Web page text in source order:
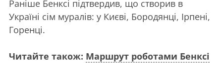
Раніше Бенксі підтвердив, що створив в
Україні сім муралів: у Києві, Бородянці, Ірпені,
Горенці.
Читайте також: Маршрут роботами Бенксі